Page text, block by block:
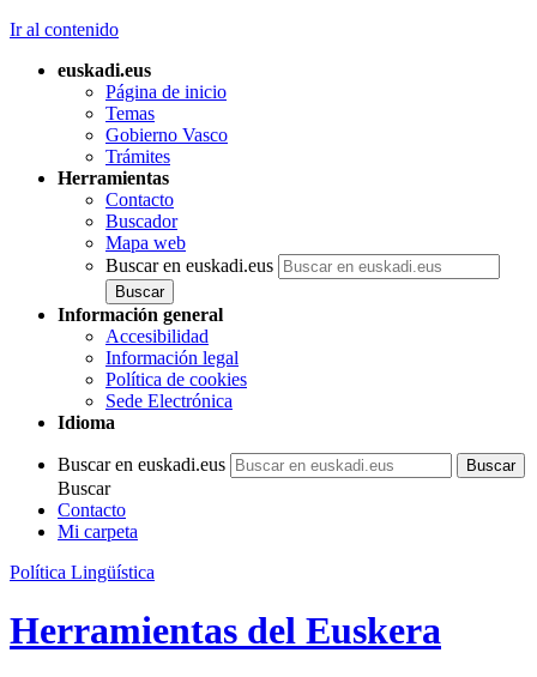
Ir al contenido
euskadi.eus
Página de inicio
Temas
Gobierno Vasco
Trámites
Herramientas
Contacto
Buscador
Mapa web
Buscar en euskadi.eus
Información general
Accesibilidad
Información legal
Política de cookies
Sede Electrónica
Idioma
Buscar en euskadi.eus
Buscar
Contacto
Mi carpeta
Política Lingüística
Herramientas del Euskera